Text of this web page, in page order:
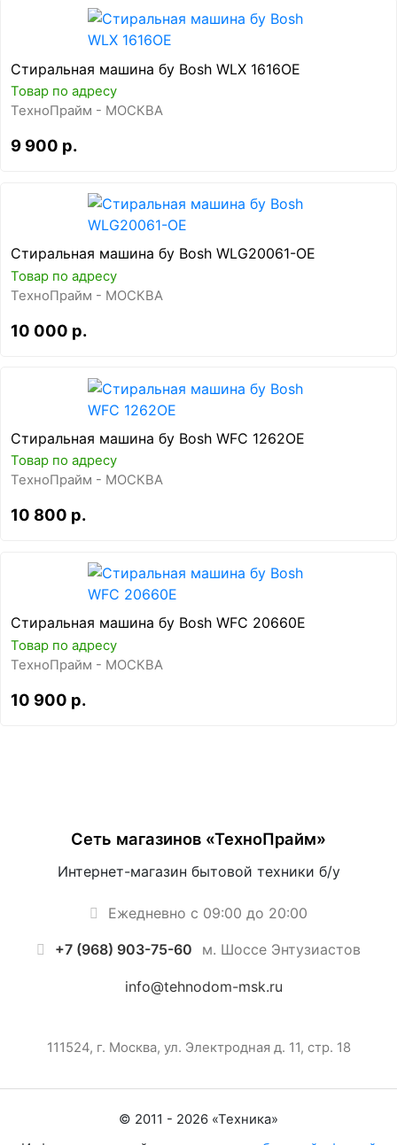
Стиральная машина бу Bosh WLX 1616OE
Товар по адресу
ТехноПрайм - МОСКВА
9 900 р.
Стиральная машина бу Bosh WLG20061-OE
Товар по адресу
ТехноПрайм - МОСКВА
10 000 р.
Стиральная машина бу Bosh WFC 1262OE
Товар по адресу
ТехноПрайм - МОСКВА
10 800 р.
Стиральная машина бу Bosh WFC 20660E
Товар по адресу
ТехноПрайм - МОСКВА
10 900 р.
Сеть магазинов «ТехноПрайм»
Интернет-магазин бытовой техники б/у
Ежедневно с 09:00 до 20:00
+7 (968) 903-75-60 м. Шоссе Энтузиастов
info@tehnodom-msk.ru
111524, г. Москва, ул. Электродная д. 11, стр. 18
© 2011 - 2026 «Техника»